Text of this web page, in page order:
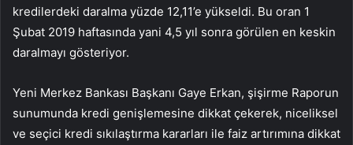
kredilerdeki daralma yüzde 12,11’e yükseldi. Bu oran 1
Şubat 2019 haftasında yani 4,5 yıl sonra görülen en keskin
daralmayı gösteriyor.
Yeni Merkez Bankası Başkanı Gaye Erkan, şişirme Raporun
sunumunda kredi genişlemesine dikkat çekerek, niceliksel
ve seçici kredi sıkılaştırma kararları ile faiz artırımına dikkat